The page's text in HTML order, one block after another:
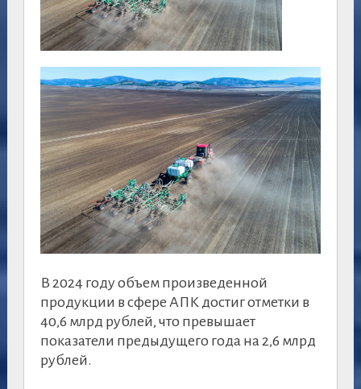
В 2024 году объем произведенной
продукции в сфере АПК достиг отметки в
40,6 млрд рублей, что превышает
показатели предыдущего года на 2,6 млрд
рублей.